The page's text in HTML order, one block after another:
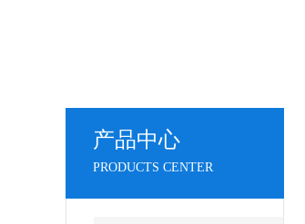
产品中心
PRODUCTS CENTER